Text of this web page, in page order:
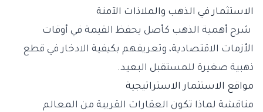
الاستثمار في الذهب والملاذات الآمنة
شرح أهمية الذهب كأصل يحفظ القيمة في أوقات
الأزمات الاقتصادية، وتعريفهم بكيفية الادخار في قطع
ذهبية صغيرة للمستقبل البعيد.
مواقع الاستثمار الاستراتيجية
مناقشة لماذا تكون العقارات القريبة من المعالم